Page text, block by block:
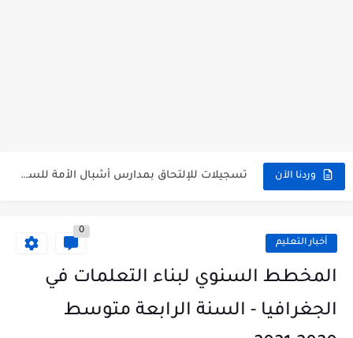
وردنا الآن تسجيلات للإلتحاق بمدارس أشبال الأمة للسنة الدراسية 2027/2026 preinscription.mdn.dz/cadets
استخراج كشف نقاط شهادة التعليم المتوسط للراسبين 2026 | bem.onec.dz... أخبار التعليم
0
المخطط السنوي لبناء التعلمات في
الجغرافيا - السنة الرابعة متوسط